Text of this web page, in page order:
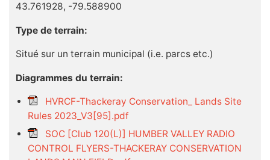
43.761928, -79.588900
Type de terrain:
Situé sur un terrain municipal (i.e. parcs etc.)
Diagrammes du terrain:
HVRCF-Thackeray Conservation_ Lands Site
Rules 2023_V3[95].pdf
SOC [Club 120(L)] HUMBER VALLEY RADIO
CONTROL FLYERS-THACKERAY CONSERVATION